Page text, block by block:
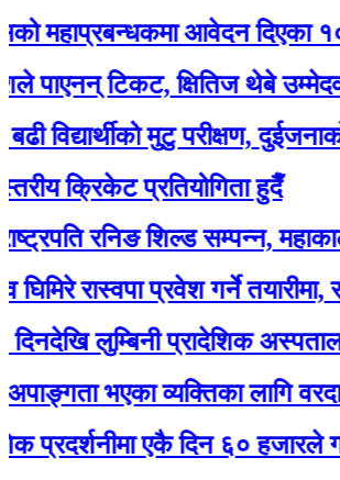
आवेदन दिएका १० जना
टिकट, क्षितिज थेबे उम्मेदवार
मुटु परीक्षण, दुईजनाको
क्रिकेट प्रतियोगिता हुदैँ
रनिङ शिल्ड सम्पन्न, महाकाली
रास्वपा प्रवेश गर्ने तयारीमा,
लुम्बिनी प्रादेशिक अस्पतालमा
भएका व्यक्तिका लागि वरदान बन्यो
एकै दिन ६० हजारले गरे